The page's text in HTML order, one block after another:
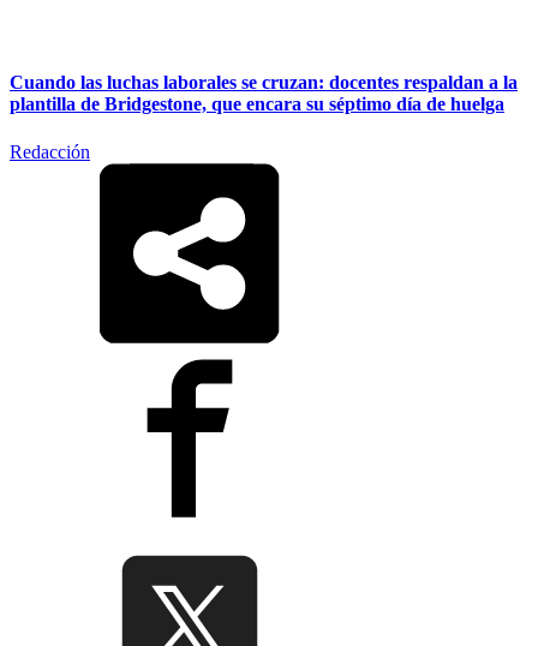
Cuando las luchas laborales se cruzan: docentes respaldan a la
plantilla de Bridgestone, que encara su séptimo día de huelga
Redacción